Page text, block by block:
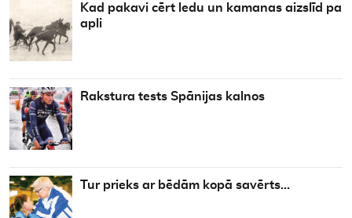
Kad pakavi cērt ledu un kamanas aizslīd pa
apli
Rakstura tests Spānijas kalnos
Tur prieks ar bēdām kopā savērts…